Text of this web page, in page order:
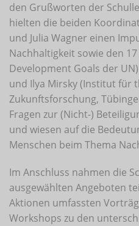
den Grußworten der
hielten die beiden
und Julia Wagner einen
Nachhaltigkeit sowie den
Development Goals der
und Ilya Mirsky (Institut für
Zukunftsforschung,
Fragen zur (Nicht-)
und wiesen auf die
Menschen beim Thema
Im Anschluss nahmen die
ausgewählten Angeboten
Aktionen umfassten
Workshops zu den